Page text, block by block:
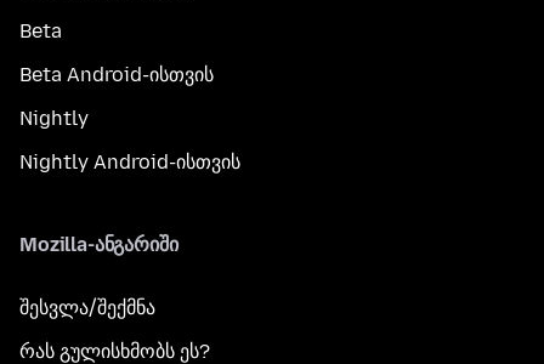
Beta
Beta Android-ისთვის
Nightly
Nightly Android-ისთვის
Mozilla-ანგარიში
შესვლა/შექმნა
რას გულისხმობს ეს?